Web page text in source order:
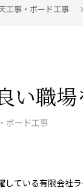
工事・ボード工事
い職
ボード工事
ている有限会社ラ